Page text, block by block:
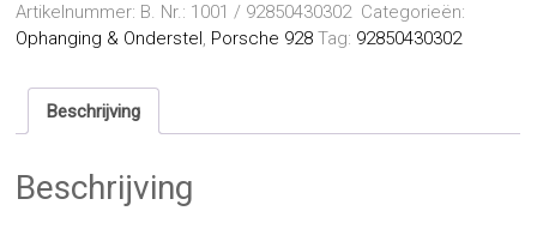
Artikelnummer: B. Nr.: 1001 / 92850430302 Categorieën:
Ophanging & Onderstel , Porsche 928 Tag: 92850430302
Beschrijving
Beschrijving